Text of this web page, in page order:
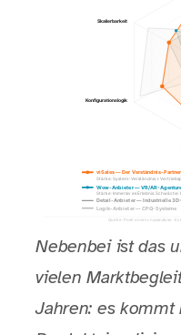
Nebenbei ist das
vielen
Jahren: es